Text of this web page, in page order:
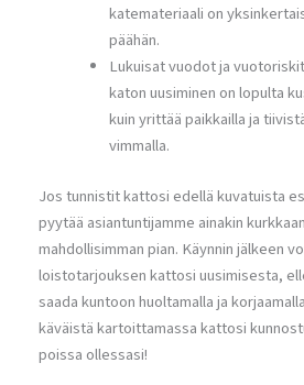
katemateriaali on
päähän.
Lukuisat vuodot ja
katon uusiminen on lopulta
kuin yrittää paikkailla ja
vimmalla.
Jos tunnistit kattosi edellä kuvatuista
pyytää asiantuntijamme ainakin
mahdollisimman pian. Käynnin jälkeen
loistotarjouksen kattosi uusimisesta,
saada kuntoon huoltamalla ja
käväistä kartoittamassa kattosi
poissa ollessasi!